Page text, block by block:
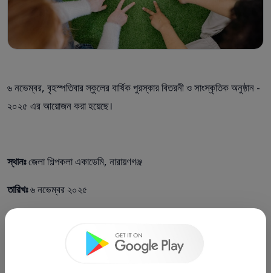
৬ নভেম্বর, বৃহস্পতিবার স্কুলের বার্ষিক পুরস্কার বিতরনী ও সাংস্কৃতিক অনুষ্ঠান -
২০২৫ এর আয়োজন করা হয়েছে।
স্থানঃজেলা শিল্পকলা একাডেমি, নারায়ণগঞ্জ
তারিখঃ৬ নভেম্বর ২০২৫
সময়ঃ
Download PDF Back to Events